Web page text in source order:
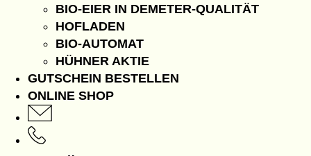
BIO-EIER IN DEMETER-QUALITÄT
HOFLADEN
BIO-AUTOMAT
HÜHNER AKTIE
GUTSCHEIN BESTELLEN
ONLINE SHOP